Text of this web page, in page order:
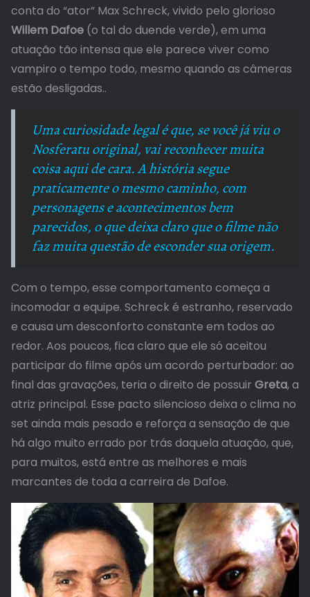
conta do “ator” Max Schreck, vivido pelo glorioso
Willem Dafoe (o tal do duende verde), em uma
atuação tão intensa que ele parece viver como
vampiro o tempo todo, mesmo quando as câmeras
estão desligadas..
Uma curiosidade legal é que, se você já viu o
Nosferatu original, vai reconhecer muita
coisa aqui de cara. A história segue
praticamente o mesmo caminho, com
personagens e acontecimentos bem
parecidos, o que deixa claro que o filme não
faz muita questão de esconder sua origem.
Com o tempo, esse comportamento começa a
incomodar a equipe. Schreck é estranho, reservado
e causa um desconforto constante em todos ao
redor. Aos poucos, fica claro que ele só aceitou
participar do filme após um acordo perturbador: ao
final das gravações, teria o direito de possuir Greta, a
atriz principal. Esse pacto silencioso deixa o clima no
set ainda mais pesado e reforça a sensação de que
há algo muito errado por trás daquela atuação, que,
para muitos, está entre as melhores e mais
marcantes de toda a carreira de Dafoe.